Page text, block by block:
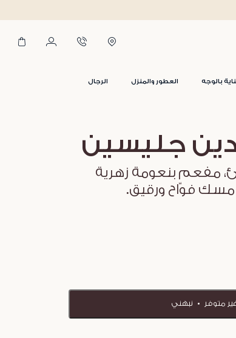
بالوجه العطور والمنزل الرجال
جليسين
مفعم بنعومة زهرية
مسك فوّاح ورقيق.
متوفر نبهني